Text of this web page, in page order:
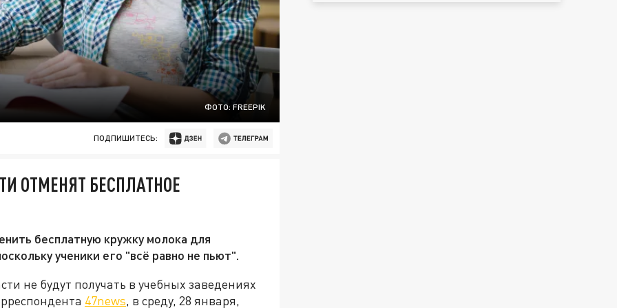
ФОТО: FREEPIK
ПОДПИШИТЕСЬ:
ОТМЕНЯТ БЕСПЛАТНОЕ
бесплатную кружку молока для
ученики его "всё равно не пьют".
не будут получать в учебных заведениях
47news, в среду, 28 января,